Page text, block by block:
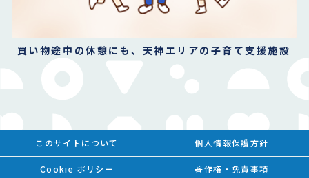
買い物途中の休憩にも、天神エリアの子育て支援施設
このサイトについて 個人情報保護方針
Cookie ポリシー 著作権・免責事項